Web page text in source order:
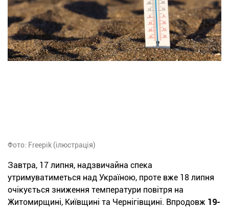
Фото: Freepik (ілюстрація)
Завтра, 17 липня, надзвичайна спека
утримуватиметься над Україною, проте вже 18 липня
очікується зниження температури повітря на
Житомирщині, Київщині та Чернігівщині. Впродовж 19-